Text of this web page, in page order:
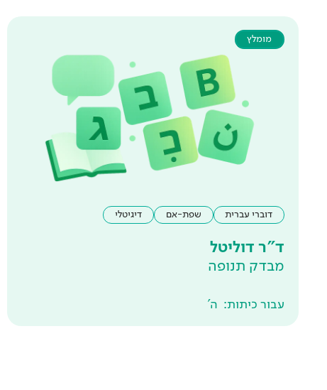
מומלץ
דוברי עברית שפת-אם דיגיטלי
ד"ר דוליטל
מבדק תנופה
עבור כיתות: ה'